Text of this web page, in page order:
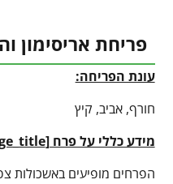
פריחת אריסימון
עונת הפריחה:
חורף, אביב, קיץ
מידע כללי על פרח [
הפרחים מופיעים באשכולות